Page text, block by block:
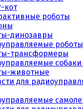
кот
роботы
динозавры
роботы
трансформеры
животные
для